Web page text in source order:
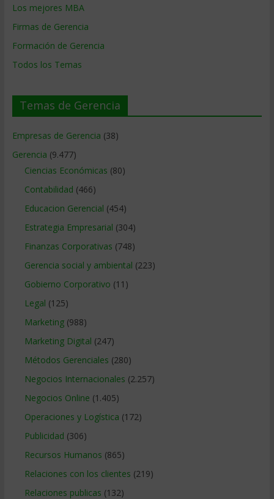
Los mejores MBA
Firmas de Gerencia
Formación de Gerencia
Todos los Temas
Temas de Gerencia
Empresas de Gerencia (38)
Gerencia (9.477)
Ciencias Económicas (80)
Contabilidad (466)
Educacion Gerencial (454)
Estrategia Empresarial (304)
Finanzas Corporativas (748)
Gerencia social y ambiental (223)
Gobierno Corporativo (11)
Legal (125)
Marketing(988)
Marketing Digital (247)
Métodos Gerenciales (280)
Negocios Internacionales (2.257)
Negocios Online (1.405)
Operaciones y Logística (172)
Publicidad (306)
Recursos Humanos (865)
Relaciones con los clientes (219)
Relaciones publicas (132)